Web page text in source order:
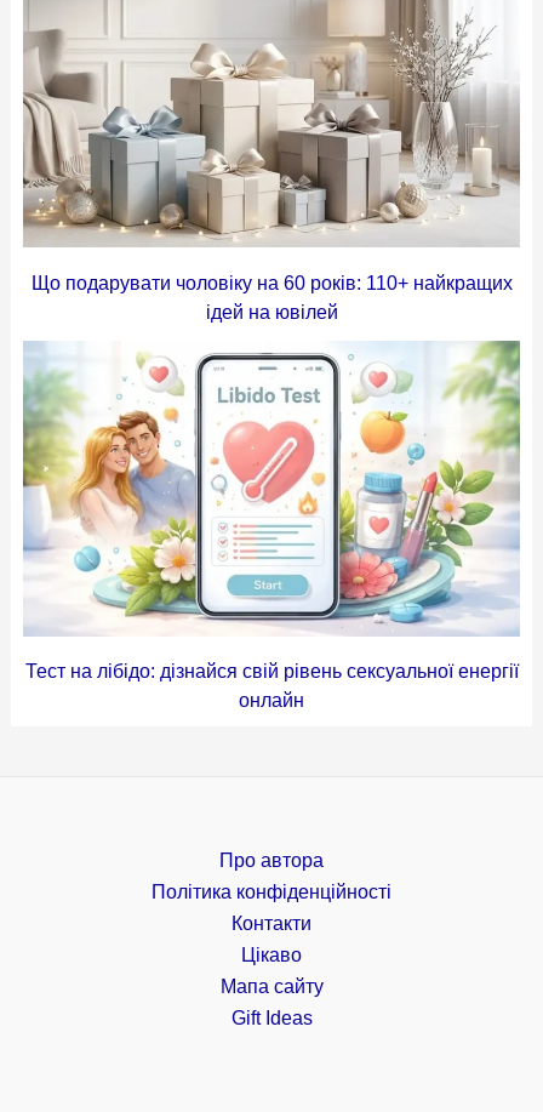
Що подарувати чоловіку на 60 років: 110+ найкращих
ідей на ювілей
Тест на лібідо: дізнайся свій рівень сексуальної енергії
онлайн
Про автора
Політика конфіденційності
Контакти
Цікаво
Мапа сайту
Gift Ideas